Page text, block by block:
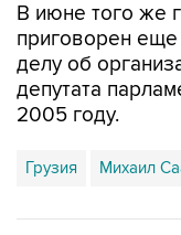
В июне того же
приговорен
делу об
депутата
2005 году.
Грузия Михаил